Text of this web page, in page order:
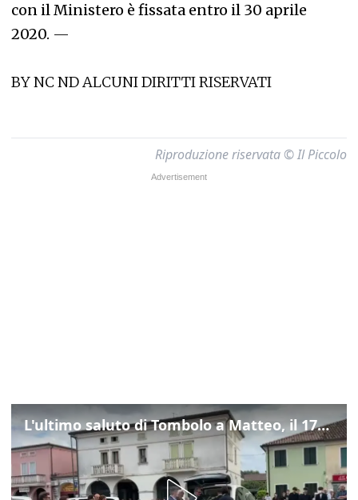
con il Ministero è fissata entro il 30 aprile
2020. —
BY NC ND ALCUNI DIRITTI RISERVATI
Riproduzione riservata © Il Piccolo
L'ultimo saluto di Tombolo a Matteo, il 17enne morto di tumore. Il video